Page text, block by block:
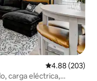
Calificación
4.88 (203)
carga eléctrica,